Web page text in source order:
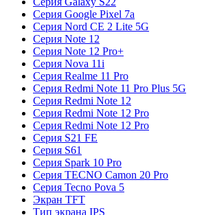
Серия Google Pixel 7a
Серия Nord CE 2 Lite 5G
Серия Note 12
Серия Note 12 Pro+
Серия Nova 11i
Серия Realme 11 Pro
Серия Redmi Note 11 Pro Plus 5G
Серия Redmi Note 12
Серия Redmi Note 12 Pro
Серия Redmi Note 12 Pro
Серия S21 FE
Серия S61
Серия Spark 10 Pro
Серия TECNO Camon 20 Pro
Серия Tecno Pova 5
Экран TFT
Тип экрана IPS